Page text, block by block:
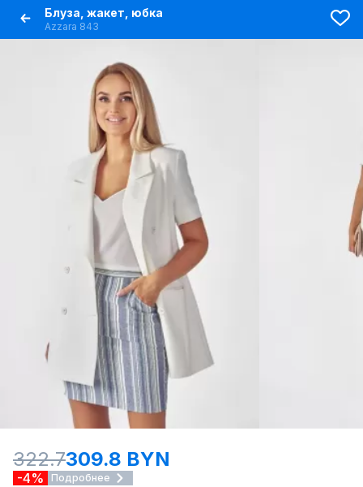
Блуза, жакет, юбка
Azzara 843
322.7309.8 BYN
-4% Подробнее